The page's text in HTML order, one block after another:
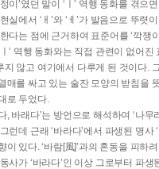
이’였던 말이 ‘ㅣ’ 역행 동화를 겪으
실에서 ‘ㅐ’와 ‘ㅔ’가 발음으로 뚜렷
한다는 점에 근거하여 표준어를 ‘깍쟁
’ 역행 동화와는 직접 관련이 없어진
지 않고 여기에서 다루게 된 것이다.
매를 싸고 있는 술잔 모양의 받침을
로 두었다.
, 바래다’는 방언으로 해석하여 ‘나무
런데 근래 ‘바라다’에서 파생된 명사
이 있다. ‘바람[風]’과의 혼동을 피하
사가 ‘바라다’인 이상 그로부터 파생